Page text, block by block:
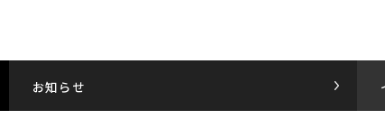
お知らせ